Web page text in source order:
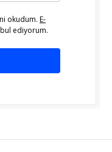
okudum. E-
ediyorum.